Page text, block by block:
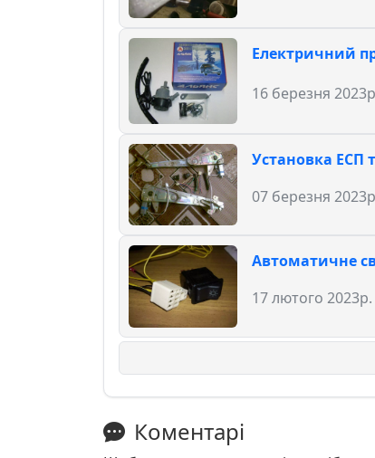
Електричний
16 березня
Установка ЕСП
07 березня
Автоматичне
17 лютого 2023р.
Коментарі